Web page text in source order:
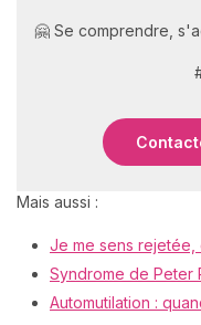
🤗 Se comprendre,
Mais aussi :
Je me sens
Syndrome de Peter
Automutilation :